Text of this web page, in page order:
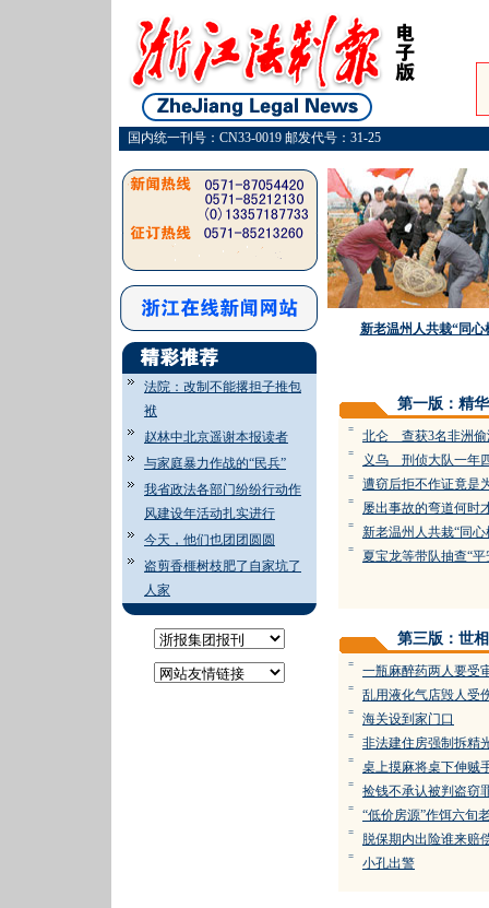
国内统一刊号：CN33-0019 邮发代号：31-25
法院：改制不能撂担子推包
袱
赵林中北京遥谢本报读者
与家庭暴力作战的“民兵”
我省政法各部门纷纷行动作
风建设年活动扎实进行
今天，他们也团团圆圆
盗剪香榧树枝肥了自家坑了
人家
新老温州人共栽“同心
第一版：精
= 北仑 查获3名非洲偷
= 义乌 刑侦大队一年
= 遭窃后拒不作证竟是
= 屡出事故的弯道何时
= 新老温州人共栽“同心
= 夏宝龙等带队抽查“
第三版：世相
= 一瓶麻醉药两人要受
= 乱用液化气店毁人受
= 海关设到家门口
= 非法建住房强制拆精
= 桌上摸麻将桌下伸贼
= 捡钱不承认被判盗窃
= “低价房源”作饵六旬
= 脱保期内出险谁来赔
= 小孔出警